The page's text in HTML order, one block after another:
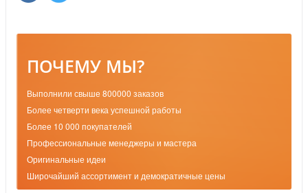
ПОЧЕМУ МЫ?
Выполнили свыше 800000 заказов
Более четверти века успешной работы
Более 10 000 покупателей
Профессиональные менеджеры и мастера
Оригинальные идеи
Широчайший ассортимент и демократичные цены